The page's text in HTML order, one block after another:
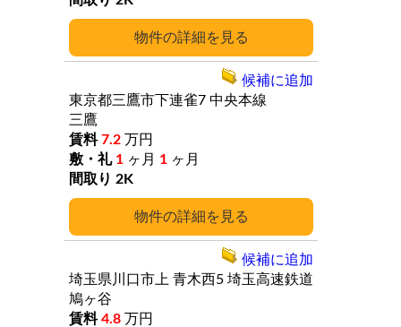
詳細
詳細
東京都三鷹市下連雀7 中央本線
三鷹
7.2 万円
1 ヶ月 1 ヶ月
2K
候補に追加
埼玉県川口市上 青木西5 埼玉高速鉄道
鳩ヶ谷
4.8 万円
候補に追加